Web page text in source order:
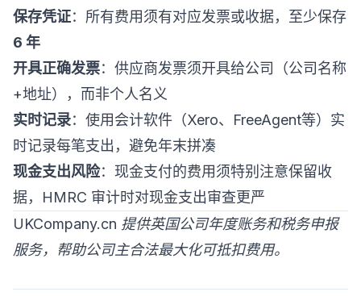
保存凭证：所有费用须有对应发票或收据，至少保存
6 年
开具正确发票：供应商发票须开具给公司（公司名称
+地址），而非个人名义
实时记录：使用会计软件（Xero、FreeAgent等）实
时记录每笔支出，避免年末拼凑
现金支出风险：现金支付的费用须特别注意保留收
据，HMRC 审计时对现金支出审查更严
UKCompany.cn 提供英国公司年度账务和税务申报
服务，帮助公司主合法最大化可抵扣费用。